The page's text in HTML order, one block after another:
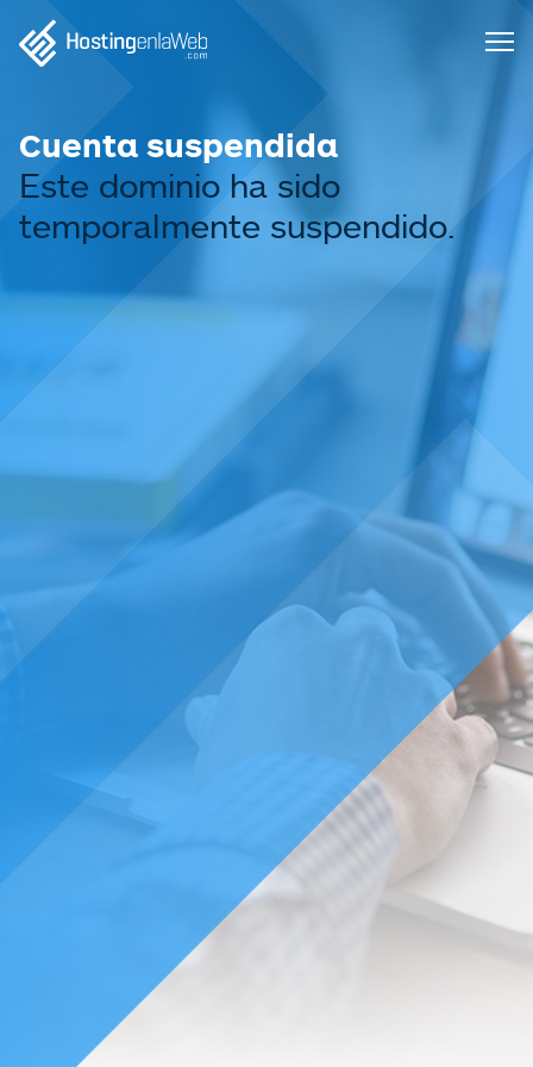
Cuenta suspendida
Este dominio ha sido
temporalmente suspendido.